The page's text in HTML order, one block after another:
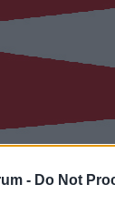
- Do Not